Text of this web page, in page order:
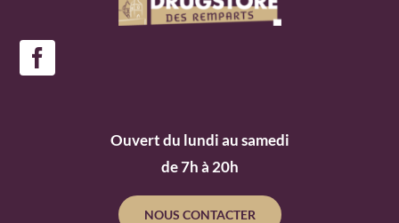
Ouvert du lundi au samedi
de 7h à 20h
NOUS CONTACTER